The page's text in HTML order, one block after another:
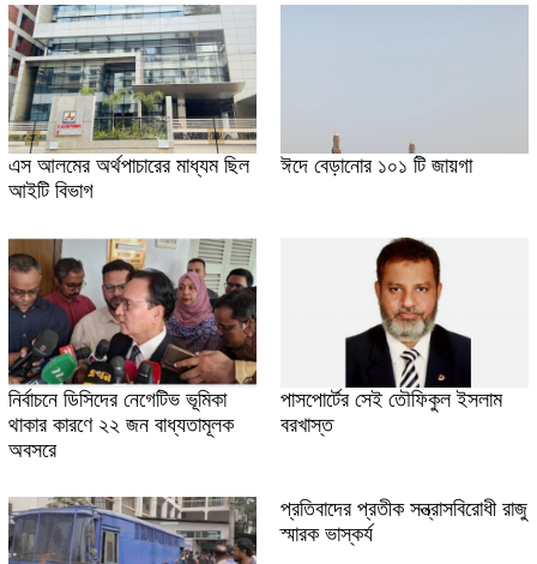
এস আলমের অর্থপাচারের মাধ্যম ছিল
আইটি বিভাগ
ঈদে বেড়ানোর ১০১ টি জায়গা
নির্বাচনে ডিসিদের নেগেটিভ ভূমিকা
থাকার কারণে ২২ জন বাধ্যতামূলক
অবসরে
পাসপোর্টের সেই তৌফিকুল ইসলাম
বরখাস্ত
প্রতিবাদের প্রতীক সন্ত্রাসবিরোধী রাজু
স্মারক ভাস্কর্য